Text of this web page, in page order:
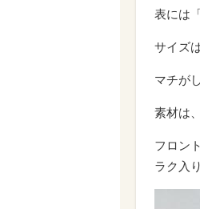
表には
サイズ
マチが
素材は
フロン
ラク入